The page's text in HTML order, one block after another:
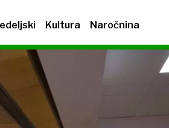
Kultura Naročnina